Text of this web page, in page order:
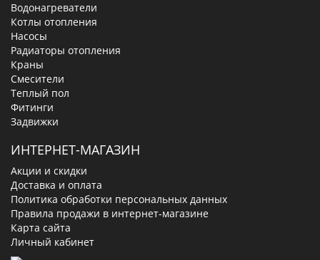
Водонагреватели
Котлы отопления
Насосы
Радиаторы отопления
Краны
Смесители
Теплый пол
Фитинги
Задвижки
ИНТЕРНЕТ-МАГАЗИН
Акции и скидки
Доставка и оплата
Политика обработки персональных данных
Правила продажи в интернет-магазине
Карта сайта
Личный кабинет